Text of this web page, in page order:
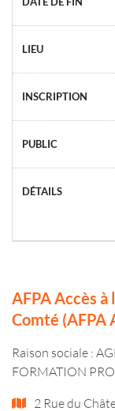
AFPA Accès
Comté (AFPA
Raison sociale :
FORMATION
2 Rue du